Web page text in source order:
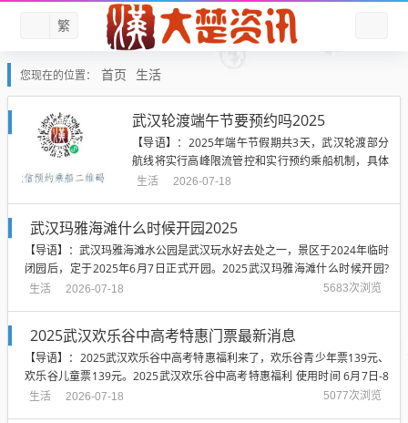
繁
您现在的位置： 首页 生活
武汉轮渡端午节要预约吗2025
【导语】：2025年端午节假期共3天，武汉轮渡部分
航线将实行高峰限流管控和实行预约乘船机制，具体
预约安排如下。2025武汉轮渡端午节要预约吗? 2025
生活 2026-07-18
武汉玛雅海滩什么时候开园2025
【导语】：武汉玛雅海滩水公园是武汉玩水好去处之一，景区于2024年临时
闭园后，定于2025年6月7日正式开园。2025武汉玛雅海滩什么时候开园?
武汉玛雅海滩水公园定于2025年6月7日开园。 门票优惠： 活动时间：6月4
生活 2026-07-18 5683次浏览
2025武汉欢乐谷中高考特惠门票最新消息
【导语】：2025武汉欢乐谷中高考特惠福利来了，欢乐谷青少年票139元、
欢乐谷儿童票139元。2025武汉欢乐谷中高考特惠福利 使用时间 6月7日-8
月31日 门票价格 欢乐谷青少年票139元、欢乐谷儿童票139元、玛雅海滩青
生活 2026-07-18 5077次浏览